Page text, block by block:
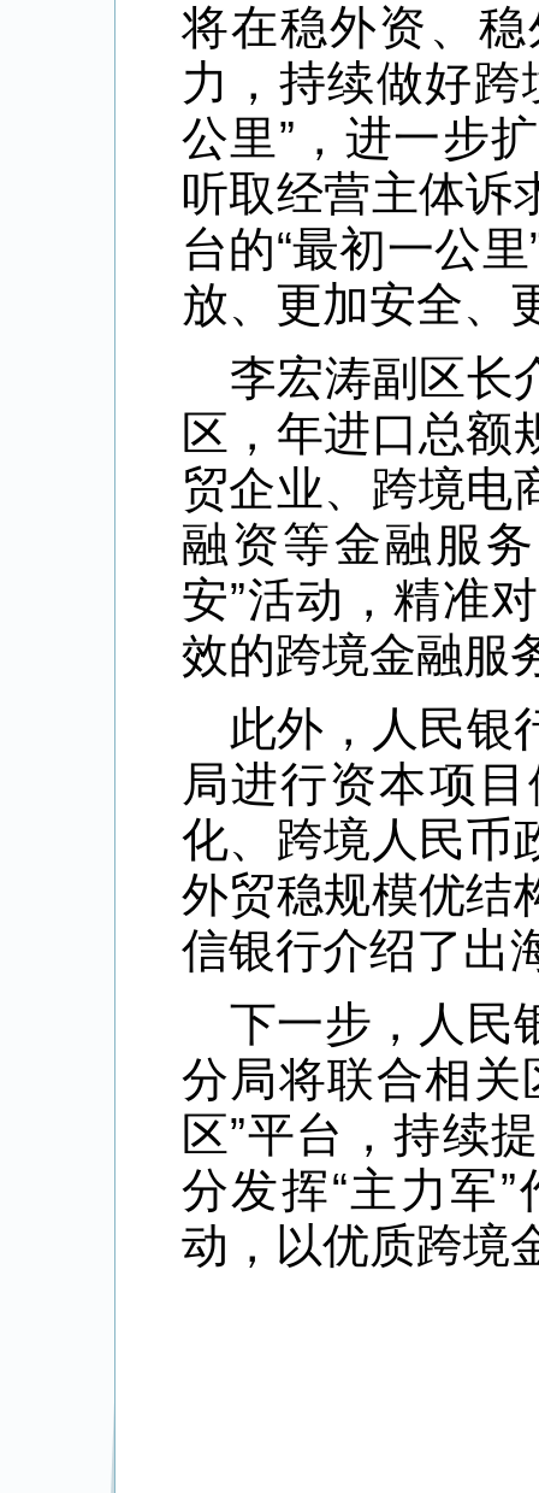
将在稳外资、
力，持续做好
公里”，进一步
听取经营主体诉
台的“最初一公
放、更加安全、
李宏涛副区长
区，年进口总额
贸企业、跨境电
融资等金融服
安”活动，精准
效的跨境金融服
此外，人民银
局进行资本项
化、跨境人民币
外贸稳规模优结
信银行介绍了出
下一步，人民
分局将联合相
区”平台，持续
分发挥“主力军
动，以优质跨境